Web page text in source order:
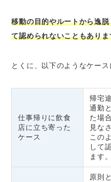
移動の目的やルートから逸
て認められないこともありま
とくに、以下のようなケース
仕事帰りに飲食
店に立ち寄った
ケース
帰宅
通勤
た場
見な
この
して
ます。
原則